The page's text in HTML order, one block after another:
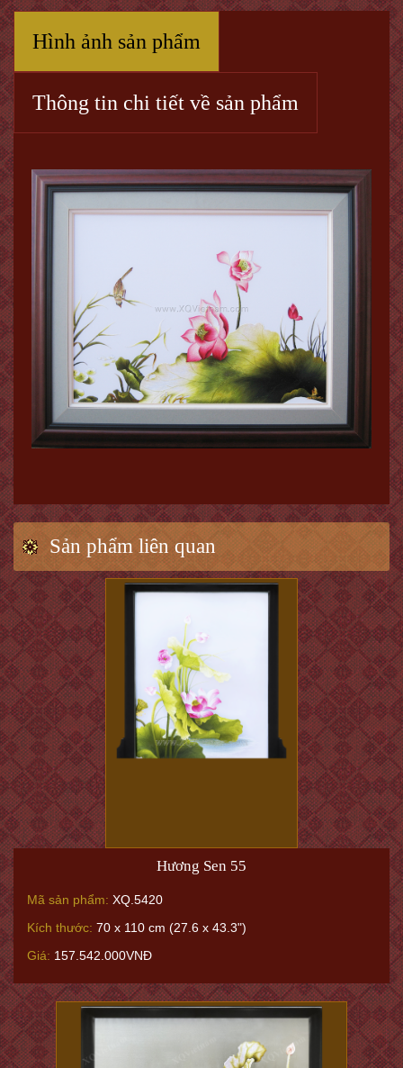
Hình ảnh sản phẩm
Thông tin chi tiết về sản phẩm
Sản phẩm liên quan
Hương Sen 55
Mã sản phẩm: XQ.5420
Kích thước: 70 x 110 cm (27.6 x 43.3")
Giá: 157.542.000VNĐ